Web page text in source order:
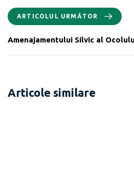
ARTICOLUL URMĂTOR
Amenajamentului Silvic al
Articole similare